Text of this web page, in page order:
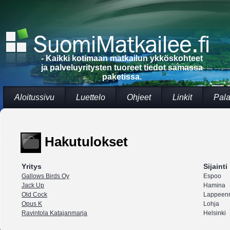
- Kaikki kotimaan matkailun ykköskohteet
ja palveluyritysten tuoreet tiedot samassa
paketissa.
Aloitussivu Luettelo Ohjeet Linkit
Hakutulokset
Yritys Sijainti
Gallows Birds Oy
Espoo
Jack Up
Hamina
Old Cock
Opus K
Lohja
Ravintola Katajanmarja
Helsinki